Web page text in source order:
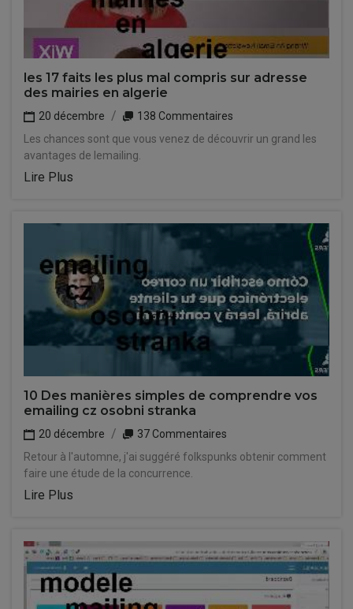
les 17 faits les plus mal compris sur adresse
des mairies en algerie
20 décembre
138 Commentaires
Les chances sont que vous venez de découvrir un grand les
avantages de lemailing.
Lire Plus
10 Des manières simples de comprendre vos
emailing cz osobni stranka
20 décembre
37 Commentaires
Retour à l'automne, j'ai suggéré folkspunks obtenir comment
faire une étude de la concurrence.
Lire Plus